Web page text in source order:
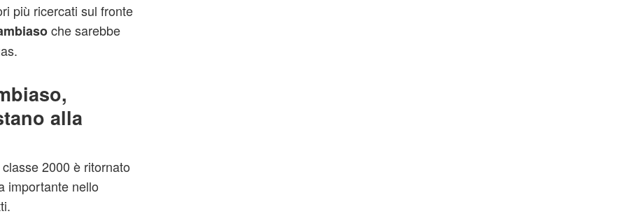
più ricercati sul fronte
che sarebbe
alla
2000 è ritornato
importante nello